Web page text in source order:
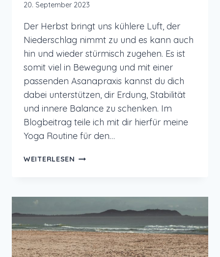
20. September 2023
Der Herbst bringt uns kühlere Luft, der
Niederschlag nimmt zu und es kann auch
hin und wieder stürmisch zugehen. Es ist
somit viel in Bewegung und mit einer
passenden Asanapraxis kannst du dich
dabei unterstützen, dir Erdung, Stabilität
und innere Balance zu schenken. Im
Blogbeitrag teile ich mit dir hierfür meine
Yoga Routine für den…
WEITERLESEN YOGA
MEHR
ERDUNG